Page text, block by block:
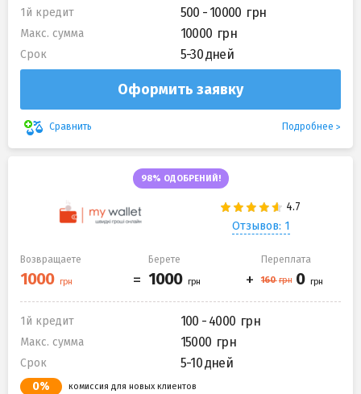
1й кредит 500 - 10000
Макс. сумма 10000
Срок 5-30 дней
Оформить заявку
Сравнить Подробнее
98% ОДОБРЕНИЙ!
Отзывов: 1
Возвращаете Берете Переплата
1й кредит 100 - 4000
Макс. сумма 15000
Срок 5-10 дней
0% комиссия для новых клиентов